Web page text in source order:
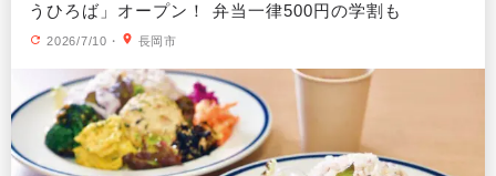
うひろば」オープン！ 弁当一律500円の学割も
2026/7/10 ・ 長岡市